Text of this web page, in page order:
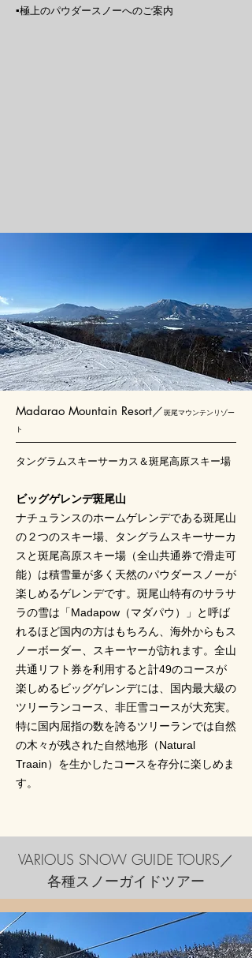
​▪️極上のパウダースノーへのご案内
​Madarao Mountain Resort／斑尾マウンテンリゾー
ト
タングラムスキーサーカス＆斑尾高原スキー場
ビッグゲレンデ斑尾山
ナチュランスのホームゲレンデである斑尾山
の２つのスキー場、タングラムスキーサーカ
スと斑尾高原スキー場（全山共通券で滑走可
能）は積雪量が多く天然のパウダースノーが
楽しめるゲレンデです。斑尾山特有のサラサ
ラの雪は「Madapow（マダパウ）」と呼ば
れるほど国内の方はもちろん、海外からもス
ノーボーダー、スキーヤーが訪れます。全山
共通リフト券を利用すると計49のコースが
楽しめるビッグゲレンデには、国内最大級の
ツリーランコース、非圧雪コースが大充実。
特に国内屈指の数を誇るツリーランでは自然
の木々が残された自然地形（Natural
Traain）を生かしたコースを存分に楽しめま
す。
​VARIOUS SNOW GUIDE TOURS／
各種スノーガイドツアー